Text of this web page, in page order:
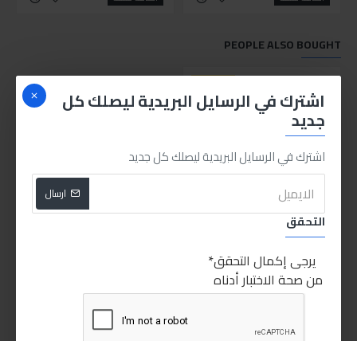
اشترك في الرسايل البريدية ليصلك كل
جديد
اشترك في الرسايل البريدية ليصلك كل جديد
ارسال
التحقق
يرجى إكمال التحقق
من صحة الاختبار أدناه
PEOPLE ALSO BOUGHT
900.00LE
اضافة للسلة